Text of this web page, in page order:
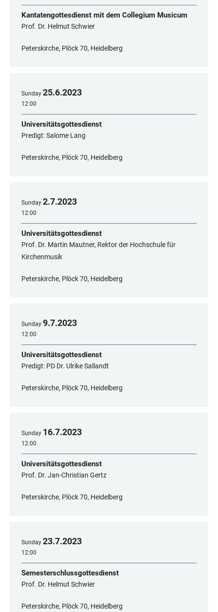
Kantatengottesdienst mit dem Collegium Musicum
Prof. Dr. Helmut Schwier
Peterskirche, Plöck 70, Heidelberg
Sunday 25.6.2023
12:00
Universitätsgottesdienst
Predigt: Salome Lang
Peterskirche, Plöck 70, Heidelberg
Sunday 2.7.2023
12:00
Universitätsgottesdienst
Prof. Dr. Martin Mautner, Rektor der Hochschule für
Kirchenmusik
Peterskirche, Plöck 70, Heidelberg
Sunday 9.7.2023
12:00
Universitätsgottesdienst
Predigt: PD Dr. Ulrike Sallandt
Peterskirche, Plöck 70, Heidelberg
Sunday 16.7.2023
12:00
Universitätsgottesdienst
Prof. Dr. Jan-Christian Gertz
Peterskirche, Plöck 70, Heidelberg
Sunday 23.7.2023
12:00
Semesterschlussgottesdienst
Prof. Dr. Helmut Schwier
Peterskirche, Plöck 70, Heidelberg